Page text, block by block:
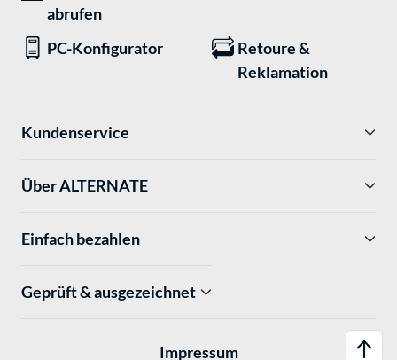
abrufen
PC-Konfigurator
Retoure &
Reklamation
Kundenservice
Über ALTERNATE
Einfach bezahlen
Geprüft & ausgezeichnet
Impressum